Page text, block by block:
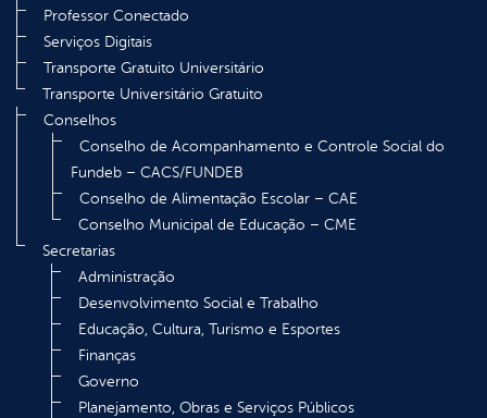
Professor Conectado
Serviços Digitais
Transporte Gratuito Universitário
Transporte Universitário Gratuito
Conselhos
Conselho de Acompanhamento e Controle Social do
Fundeb – CACS/FUNDEB
Conselho de Alimentação Escolar – CAE
Conselho Municipal de Educação – CME
Secretarias
Administração
Desenvolvimento Social e Trabalho
Educação, Cultura, Turismo e Esportes
Finanças
Governo
Planejamento, Obras e Serviços Públicos